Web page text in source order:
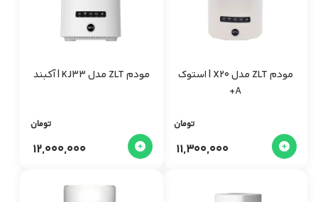
مودم ZLT مدل X20 | استوک
A+
11,300,000
تومان
مودم ZLT مدل KJ33 | آکبند
12,000,000
تومان